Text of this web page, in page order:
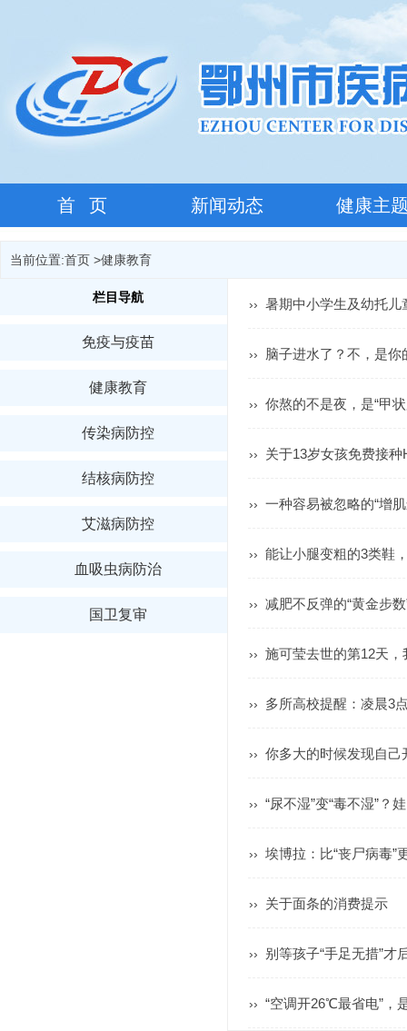
首 页 新闻动态 健康主
当前位置:首页 >健康教育
栏目导航
免疫与疫苗
健康教育
传染病防控
结核病防控
艾滋病防控
血吸虫病防治
国卫复审
›› 暑期中小学生及幼托儿
›› 脑子进水了？不，是你
›› 你熬的不是夜，是“甲
›› 关于13岁女孩免费接
›› 一种容易被忽略的“增
›› 能让小腿变粗的3类鞋
›› 减肥不反弹的“黄金步
›› 施可莹去世的第12天
›› 多所高校提醒：凌晨3
›› 你多大的时候发现自己
›› “尿不湿”变“毒不湿”？
›› 埃博拉：比“丧尸病毒”
›› 关于面条的消费提示
›› 别等孩子“手足无措”才
›› “空调开26℃最省电”，